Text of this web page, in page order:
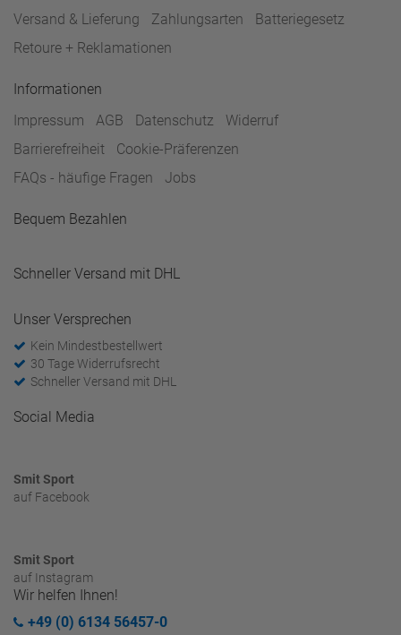
Versand & Lieferung
Zahlungsarten
Batteriegesetz
Retoure + Reklamationen
Informationen
Impressum
AGB Datenschutz
Widerruf
Barrierefreiheit
Cookie-Präferenzen
FAQs - häufige Fragen
Jobs
Bequem Bezahlen
Schneller Versand mit DHL
Unser Versprechen
Kein Mindestbestellwert
30 Tage Widerrufsrecht
Schneller Versand mit DHL
Social Media
Smit Sport
auf Facebook
Smit Sport
auf Instagram
Wir helfen Ihnen!
+49 (0) 6134 56457-0